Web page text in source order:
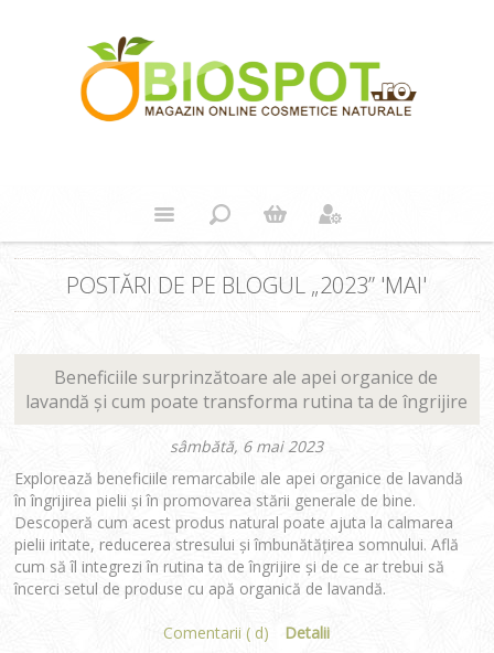
POSTĂRI DE PE BLOGUL „2023” 'MAI'
Beneficiile surprinzătoare ale apei organice de
lavandă și cum poate transforma rutina ta de îngrijire
sâmbătă, 6 mai 2023
Explorează beneficiile remarcabile ale apei organice de lavandă
în îngrijirea pielii și în promovarea stării generale de bine.
Descoperă cum acest produs natural poate ajuta la calmarea
pielii iritate, reducerea stresului și îmbunătățirea somnului. Află
cum să îl integrezi în rutina ta de îngrijire și de ce ar trebui să
încerci setul de produse cu apă organică de lavandă.
Comentarii ( d) Detalii